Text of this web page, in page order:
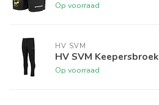
Op voorraad
HV SVM
HV SVM Keepersbroek
Op voorraad